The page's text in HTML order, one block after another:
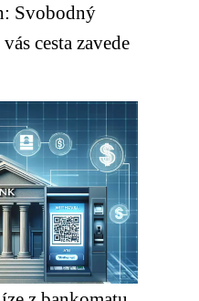
Svobodný
cesta zavede